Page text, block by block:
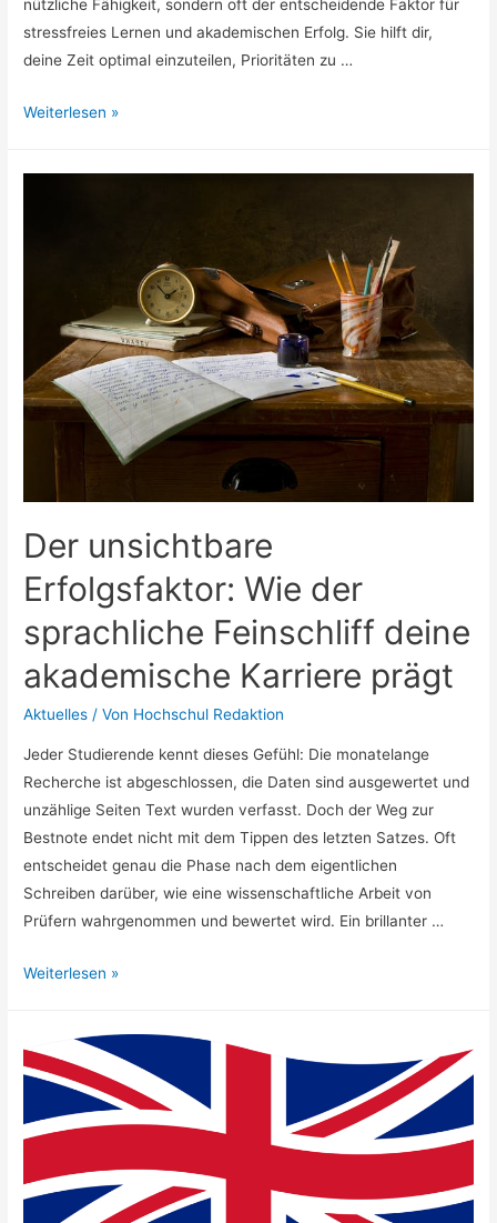
nützliche Fähigkeit, sondern oft der entscheidende Faktor für
stressfreies Lernen und akademischen Erfolg. Sie hilft dir,
deine Zeit optimal einzuteilen, Prioritäten zu …
Semesterplanung
Weiterlesen »
Der unsichtbare
Erfolgsfaktor: Wie der
sprachliche Feinschliff deine
akademische Karriere prägt
Aktuelles / Von Hochschul Redaktion
Jeder Studierende kennt dieses Gefühl: Die monatelange
Recherche ist abgeschlossen, die Daten sind ausgewertet und
unzählige Seiten Text wurden verfasst. Doch der Weg zur
Bestnote endet nicht mit dem Tippen des letzten Satzes. Oft
entscheidet genau die Phase nach dem eigentlichen
Schreiben darüber, wie eine wissenschaftliche Arbeit von
Prüfern wahrgenommen und bewertet wird. Ein brillanter …
Der
Wie
der
sprachliche
Feinschliff
akademische
Weiterlesen »